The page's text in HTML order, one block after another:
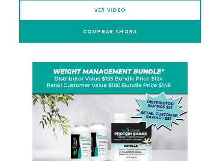
VER VIDEO
COMPRAR AHORA